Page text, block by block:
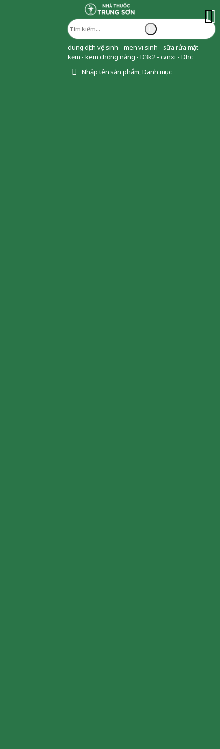
dung dịch vệ sinh - men vi sinh - sữa rửa mặt -
kẽm - kem chống nắng - D3k2 - canxi - Dhc
Nhập tên sản phẩm, Danh mục